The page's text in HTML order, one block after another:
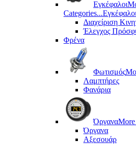
Εγκέφαλοι
Categories...Εγκέφαλοι
Διαχείριση
Έλεγχος
Φρένα
Φωτισμός
Λαμπτήρες
Φανάρια
ΌργαναMore
Όργανα
Αξεσουάρ